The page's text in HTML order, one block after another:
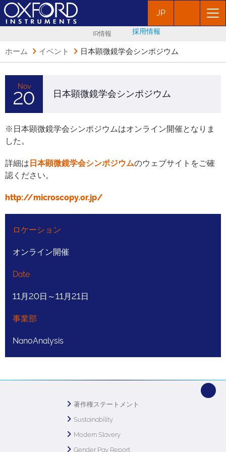
JP
IR情報 採用情報
ホーム イベント 日本顕微鏡学会シンポジウム
Nov
20 日本顕微鏡学会シンポジウム
※日本顕微鏡学会シンポジウムはオンライン開催となりま
した。
詳細は 日本顕微鏡学会シンポジウムのウェブサイトをご確
認ください。
http://microscopy.or.jp/
ロケーション
オンライン開催
Date
11月20日～11月21日
事業部
NanoAnalysis
著作権ステートメント
Sustainability
Modern Slavery
Gender Pay Report